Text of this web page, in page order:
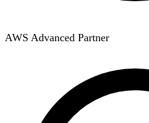
AWS Advanced Partner